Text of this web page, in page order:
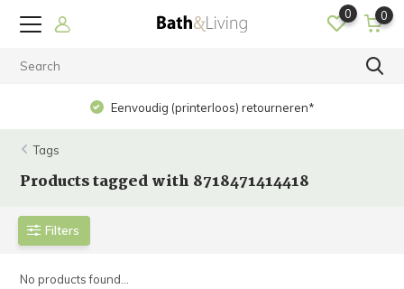
0 0
Eenvoudig (printerloos) retourneren*
Tags
Products tagged with 8718471414418
Filters
No products found...